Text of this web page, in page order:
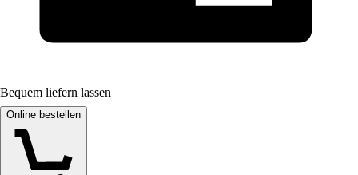
Bequem liefern lassen
Online bestellen